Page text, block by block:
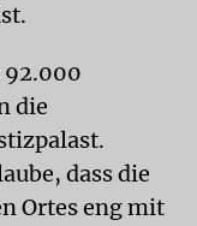
92.000
die
dass die
Ortes eng mit